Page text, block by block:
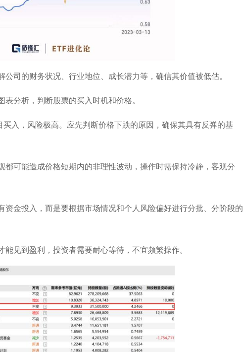
司的财务状况、行业地位、成长潜力等，确信其价值被低估。
分析，判断股票的买入时机和价格。
入，风险极高。应先判断价格下跌的原因，确保其具有反弹的基
都可能造成价格短期内的非理性波动，操作时需保持冷静，客观分
资金投入，而是要根据市场情况和个人风险偏好进行分批、分阶段的
见到盈利，投资者需要耐心等待，不宜频繁操作。